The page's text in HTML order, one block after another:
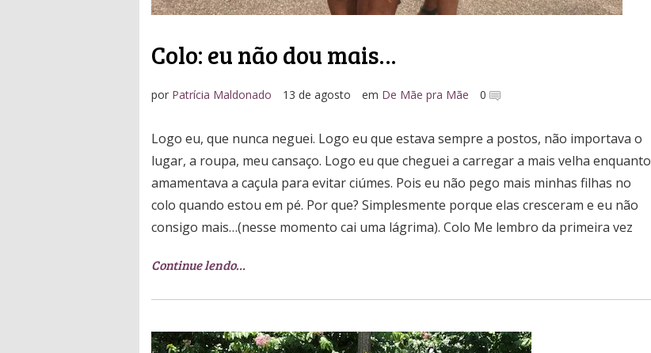
Colo: eu não dou mais…
por Patrícia Maldonado 13 de agosto em De Mãe pra Mãe 0
Logo eu, que nunca neguei. Logo eu que estava sempre a postos, não importava o
lugar, a roupa, meu cansaço. Logo eu que cheguei a carregar a mais velha enquanto
amamentava a caçula para evitar ciúmes. Pois eu não pego mais minhas filhas no
colo quando estou em pé. Por que? Simplesmente porque elas cresceram e eu não
consigo mais…(nesse momento cai uma lágrima). Colo Me lembro da primeira vez
Continue lendo…